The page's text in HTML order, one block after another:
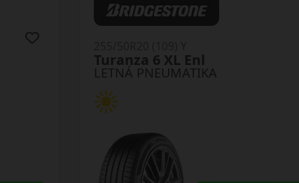
LETNÁ PNEUMATIKA
Turanza 6 XL Enl